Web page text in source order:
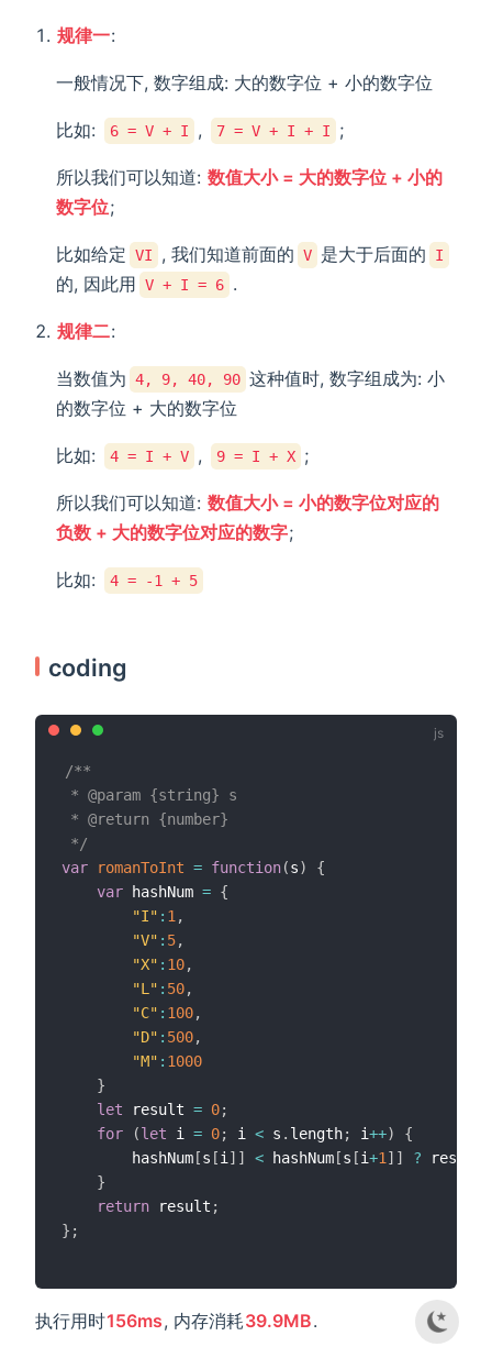
规律一:
一般情况下, 数字组成: 大的数字位 + 小的数字位
比如: 6 = V + I , 7 = V + I + I ;
所以我们可以知道: 数值大小 = 大的数字位 + 小的
数字位;
比如给定 VI , 我们知道前面的 V 是大于后面的 I
的, 因此用 V + I = 6 .
规律二:
当数值为 4, 9, 40, 90 这种值时, 数字组成为: 小
的数字位 + 大的数字位
比如: 4 = I + V , 9 = I + X ;
所以我们可以知道: 数值大小 = 小的数字位对应的
负数 + 大的数字位对应的数字;
比如: 4 = -1 + 5
coding
/**
* @param {string} s
* @return {number}
*/
var
romanToInt = function(s)
{
var hashNum = {
"I" : 1 ,
"V" : 5,
"X" : 10,
"L" : 50,
"C" : 100,
"D" : 500,
"M" : 1000
}
let result = 0;
for
(let i = 0; i < s . length; i++)
{
        hashNum
[s [i ] ] < hashNum[s [i+1 ] ] ? result
}
return result ;
} ;
执行用时156ms, 内存消耗39.9MB.